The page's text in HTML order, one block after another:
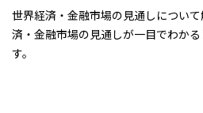
世界経済・金融市場の見通しについ
済・金融市場の見通しが一目でわか
す。